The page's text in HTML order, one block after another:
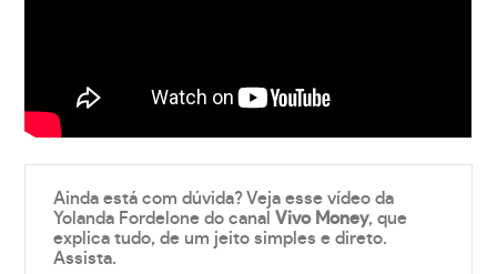
Ainda está com dúvida? Veja esse vídeo da
Yolanda Fordelone do canalVivo Money, que
explica tudo, de um jeito simples e direto.
Assista.